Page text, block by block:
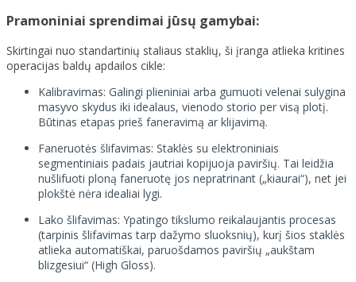
Pramoniniai sprendimai jūsų gamybai:
Skirtingai nuo standartinių staliaus staklių, ši įranga atlieka kritines
operacijas baldų apdailos cikle:
Kalibravimas: Galingi plieniniai arba gumuoti velenai sulygina
masyvo skydus iki idealaus, vienodo storio per visą plotį.
Būtinas etapas prieš faneravimą ar klijavimą.
Faneruotės šlifavimas: Staklės su elektroniniais
segmentiniais padais jautriai kopijuoja paviršių. Tai leidžia
nušlifuoti ploną faneruotę jos nepratrinant („kiaurai“), net jei
plokštė nėra idealiai lygi.
Lako šlifavimas: Ypatingo tikslumo reikalaujantis procesas
(tarpinis šlifavimas tarp dažymo sluoksnių), kurį šios staklės
atlieka automatiškai, paruošdamos paviršių „aukštam
blizgesiui“ (High Gloss).